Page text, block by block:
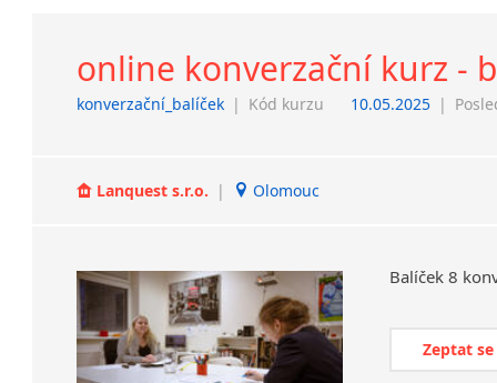
online konverzační kurz -
konverzační_balíček | Kód kurzu 10.05.2025 |
Lanquest s.r.o. | Olomouc
Balíček 8
Zeptat